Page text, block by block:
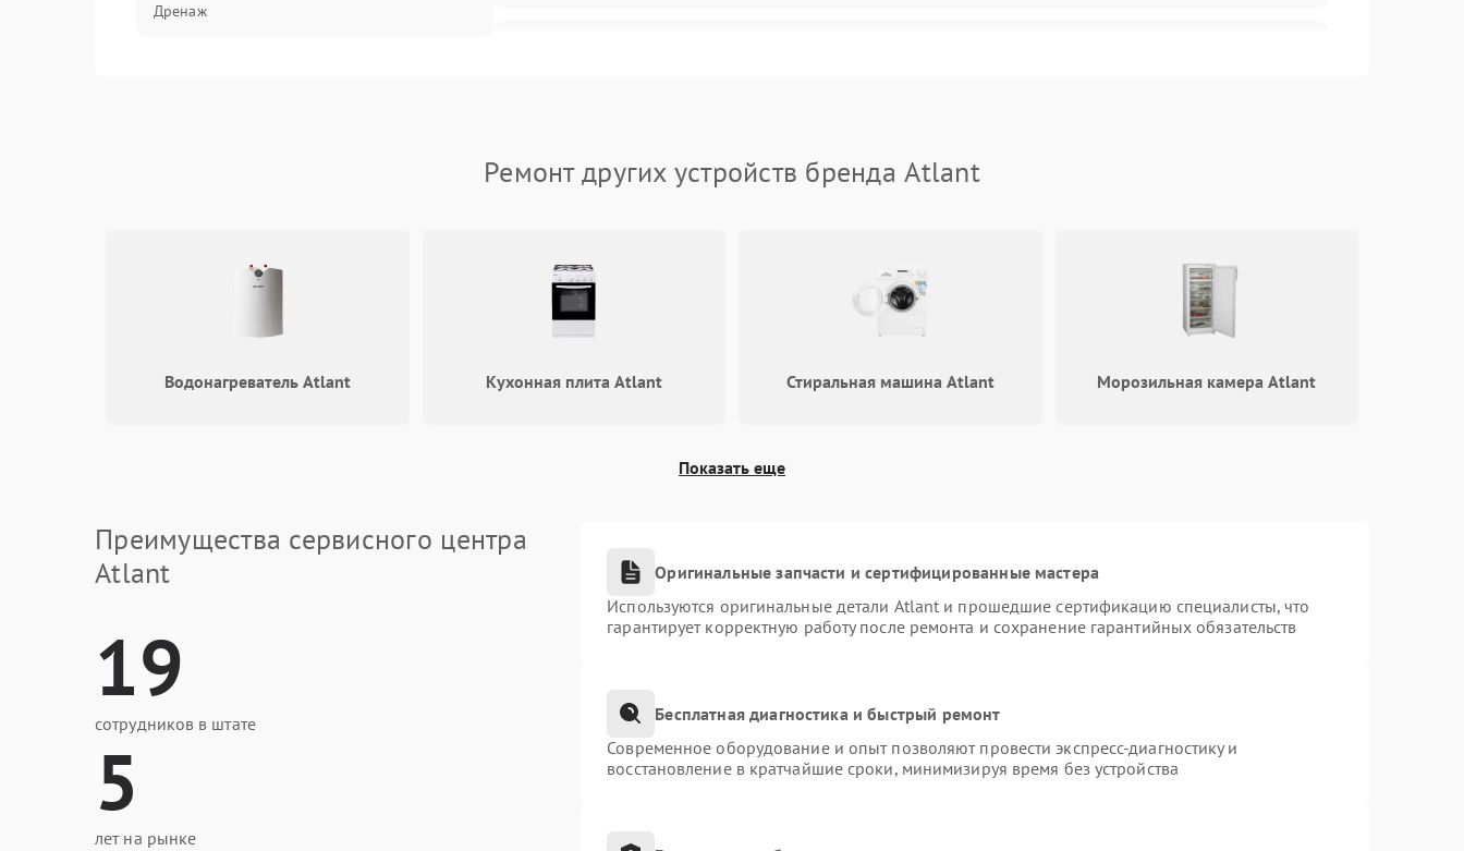
Дренаж
Поломка системы No Frost 60 мин 1 год
Сбой в работе инвертора 1 год Подробнее →
Ремонт других устройств бренда Atlant
Водонагреватель Atlant Кухонная плита Atlant Стиральная машина Atlant Морозильная камера Atlant
Показать еще
Преимущества сервисного центра
Atlant
19
сотрудников в штате
5
лет на рынке
Оригинальные запчасти и сертифицированные мастера
Используются оригинальные детали Atlant и прошедшие сертификацию специалисты, что
гарантирует корректную работу после ремонта и сохранение гарантийных обязательств
Бесплатная диагностика и быстрый ремонт
Современное оборудование и опыт позволяют провести экспресс-диагностику и
восстановление в кратчайшие сроки, минимизируя время без устройства